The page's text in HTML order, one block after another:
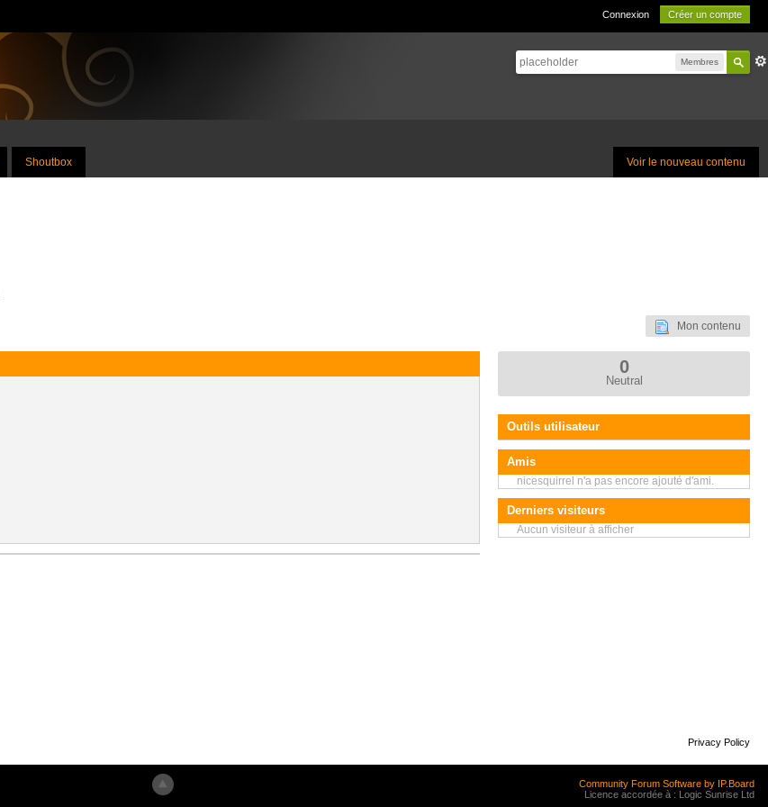
Connexion Créer un compte
Membres
Voir le nouveau contenu
Shoutbox
Mon contenu
0
Neutral
Outils utilisateur
Amis
nicesquirrel n'a pas encore ajouté d'ami.
Derniers visiteurs
Aucun visiteur à afficher
Privacy Policy
Community Forum Software by IP.Board
Licence accordée à : Logic Sunrise Ltd